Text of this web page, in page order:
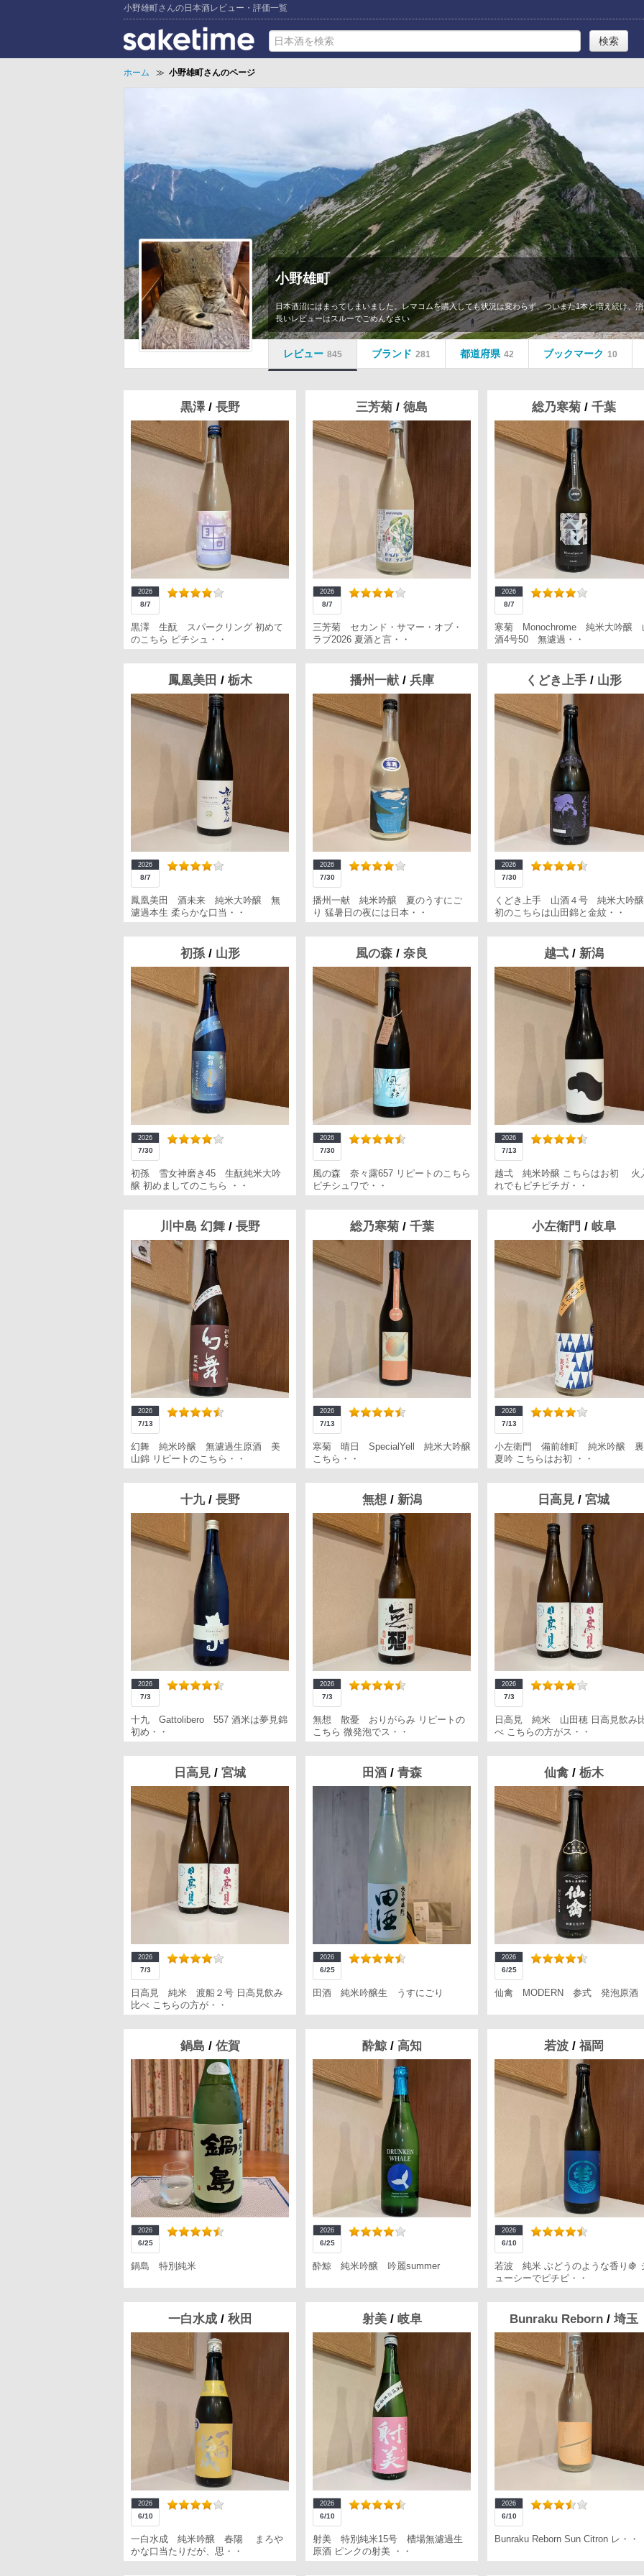
小野雄町さんの日本酒レビュー・評価一覧
ホーム ≫ 小野雄町さんのページ
小野雄町
日本酒沼にはまってしまいました。レマコムを購入しても状況は変わらず、ついまた1本と増え続け、
長いレビューはスルーでごめんなさい
レビュー 845 ブランド 281 都道府県 42 ブックマーク 10
黒澤 / 長野
2026
8/7
黒澤 生酛 スパークリング 初めて
のこちら ピチシュ・・
三芳菊 / 徳島
2026
8/7
三芳菊 セカンド・サマー・オブ・
ラブ2026 夏酒と言・・
総乃寒菊 / 千葉
2026
8/7
寒菊 Monochrome 純米大吟醸
酒4号50 無濾過・・
鳳凰美田 / 栃木
2026
8/7
鳳凰美田 酒未来 純米大吟醸 無
濾過本生 柔らかな口当・・
播州一献 / 兵庫
2026
7/30
播州一献 純米吟醸 夏のうすにご
り 猛暑日の夜には日本・・
くどき上手 / 山形
2026
7/30
くどき上手 山酒４号 純米大吟醸
初のこちらは山田錦と金紋・・
初孫 / 山形
2026
7/30
初孫 雪女神磨き45 生酛純米大吟
醸 初めましてのこちら ・・
風の森 / 奈良
2026
7/30
風の森 奈々露657 リピートのこちら
ピチシュワで・・
越弌 / 新潟
2026
7/13
越弌 純米吟醸 こちらはお初 火
れでもピチピチガ・・
川中島 幻舞 / 長野
2026
7/13
幻舞 純米吟醸 無濾過生原酒 美
山錦 リピートのこちら・・
総乃寒菊 / 千葉
2026
7/13
寒菊 晴日 SpecialYell 純米大吟醸
こちら・・
小左衛門 / 岐阜
2026
7/13
小左衛門 備前雄町 純米吟醸 裏
夏吟 こちらはお初 ・・
十九 / 長野
2026
7/3
十九 Gattolibero 557 酒米は夢見錦
初め・・
無想 / 新潟
2026
7/3
無想 散憂 おりがらみ リピートの
こちら 微発泡でス・・
日高見 / 宮城
2026
7/3
日高見 純米 山田穂 日高見飲み
べ こちらの方がス・・
日高見 / 宮城
2026
7/3
日高見 純米 渡船２号 日高見飲み
比べ こちらの方が・・
田酒 / 青森
2026
6/25
田酒 純米吟醸生 うすにごり
仙禽 / 栃木
2026
6/25
仙禽 MODERN 参式 発泡原酒
鍋島 / 佐賀
2026
6/25
鍋島 特別純米
酔鯨 / 高知
2026
6/25
酔鯨 純米吟醸 吟麗summer
若波 / 福岡
2026
6/10
若波 純米 ぶどうのような香り🍇
ューシーでピチピ・・
一白水成 / 秋田
2026
6/10
一白水成 純米吟醸 春陽 まろや
かな口当たりだが、思・・
射美 / 岐阜
2026
6/10
射美 特別純米15号 槽場無濾過生
原酒 ピンクの射美 ・・
Bunraku Reborn / 埼玉
2026
6/10
Bunraku Reborn Sun Citron レ・・